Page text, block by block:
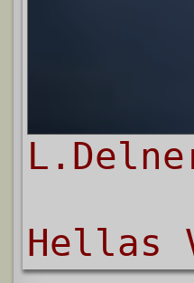
Hellas